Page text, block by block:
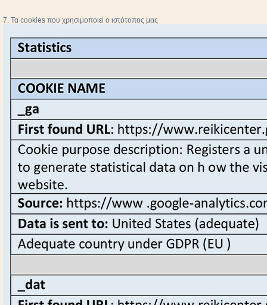
7. Τα cookies που χρησιμοποιεί ο ιστότοπος μας